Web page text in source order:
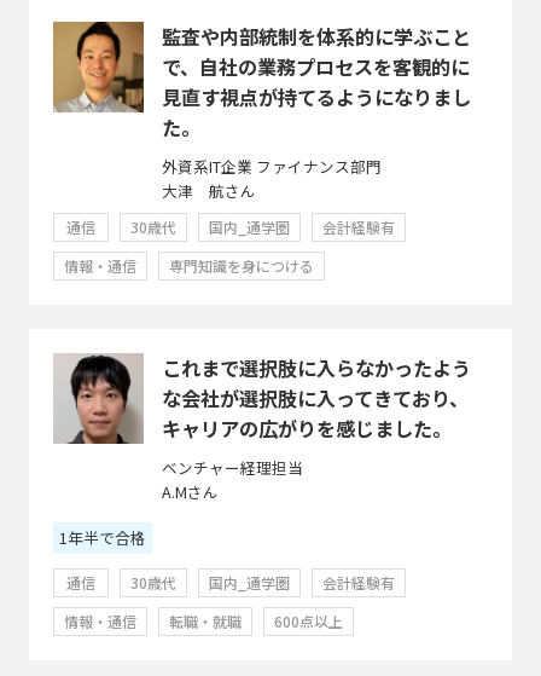
監査や内部統制を体系的に学ぶこと
で、自社の業務プロセスを客観的に
見直す視点が持てるようになりまし
た。
外資系IT企業 ファイナンス部門
大津 航さん
通信 30歳代 国内_通学圏
会計経験有
情報・通信
専門知識を身につける
これまで選択肢に入らなかったよう
な会社が選択肢に入ってきており、
キャリアの広がりを感じました。
ベンチャー経理担当
A.Mさん
1年半で合格
通信 30歳代 国内_通学圏
会計経験有
情報・通信
転職・就職 600点以上